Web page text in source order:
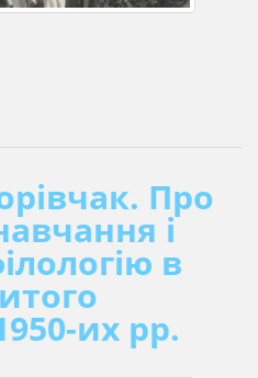
Про
і
в
их рр.